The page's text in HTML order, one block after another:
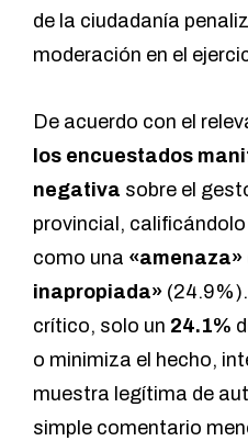
de la ciudadanía
moderación en el
De acuerdo con el
los encuestados
negativa sobre el
provincial,
como una «amenaza»
inapropiada»
crítico, solo un 24.1%
o minimiza el hecho,
muestra legítima de
simple comentario